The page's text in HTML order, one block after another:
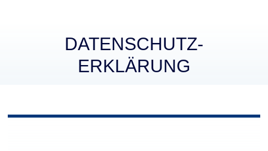
DATENSCHUTZ­
ERKLÄRUNG